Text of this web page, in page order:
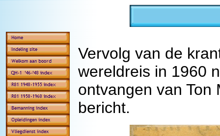
Vervolg van de
wereldreis in 1960
ontvangen van Ton
bericht.